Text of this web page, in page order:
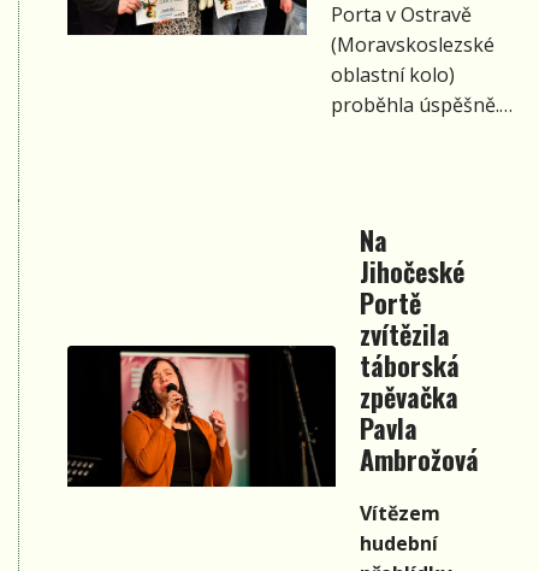
Porta v Ostravě
(Moravskoslezské
oblastní kolo)
proběhla úspěšně.
porotě usedli Slávek
Janoušek, Petr
Bende, Miloslava
Soukupová, Karel
Soukop, Zdeňka
Riedlová, Eva
Rohlenová a Jan
Gottfried. Akci
moderoval René
junior. Ozvučení
zajistili Zdeněk
Na
Jihočeské
Portě
zvítězila
táborská
zpěvačka
Pavla
Ambrožová
Vítězem
hudební